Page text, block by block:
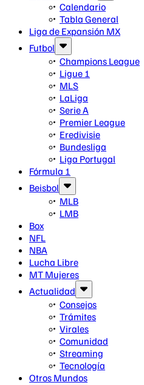
Calendario
Tabla General
Liga de Expansión MX
Futbol
Champions League
Ligue 1
MLS
LaLiga
Serie A
Premier League
Eredivisie
Bundesliga
Liga Portugal
Fórmula 1
Beisbol
MLB
LMB
Box
NFL
NBA
Lucha Libre
MT Mujeres
Actualidad
Consejos
Trámites
Virales
Comunidad
Streaming
Tecnología
Otros Mundos